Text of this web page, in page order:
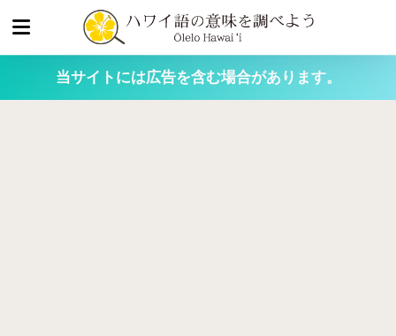
当サイトには広告を含む場合があります。